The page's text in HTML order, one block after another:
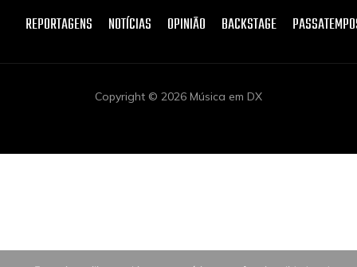
REPORTAGENS NOTÍCIAS OPINIÃO BACKSTAGE
Copyright © 2026 Música em DX